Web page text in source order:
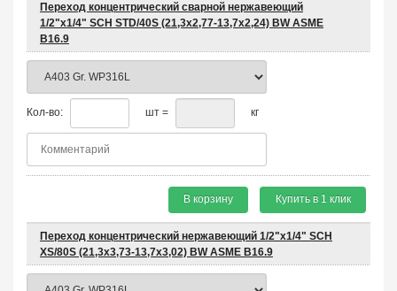
Переход концентрический сварной нержавеющий
1/2"х1/4" SCH STD/40S (21,3x2,77-13,7x2,24) BW ASME
B16.9
Кол-во: шт = кг
В корзину Купить в 1 клик
Переход концентрический нержавеющий 1/2"х1/4" SCH
XS/80S (21,3x3,73-13,7x3,02) BW ASME B16.9